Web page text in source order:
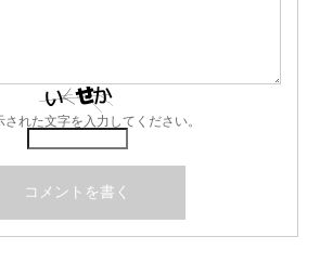
された文字を入力してください。